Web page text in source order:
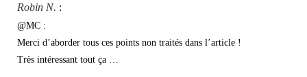
Robin N. :
@MC :
Merci d’aborder tous ces points non traités dans l’article !
Très intéressant tout ça …